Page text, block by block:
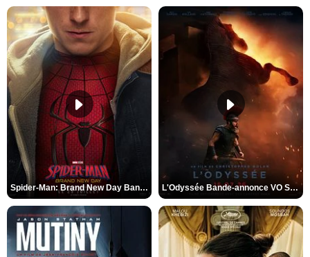
Spider-Man: Brand New Day Bande-annonce VO STFR L'Odyssée Bande-annonce VO STFR